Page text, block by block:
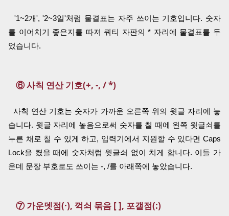
'1~2개', '2~3일'처럼 물결표는 자주 쓰이는 기호입니다. 숫자
를 이어치기 좋은지를 따져 쿼티 자판의 * 자리에 물결표를 두
었습니다.
⑥ 사칙 연산 기호(+, -, / *)
사칙 연산 기호는 숫자가 가까운 오른쪽 위의 윗글 자리에 놓
습니다. 윗글 자리에 놓음으로써 숫자를 칠 때에 왼쪽 윗글쇠를
누른 채로 칠 수 있게 하고, 입력기에서 지원할 수 있다면 Caps
Lock을 켰을 때에 숫자처럼 윗글쇠 없이 치게 합니다. 이들 가
운데 문장 부호로도 쓰이는 -, /를 아래쪽에 놓았습니다.
⑦ 가운뎃점(·), 꺽쇠 묶음 [ ], 포갤점(:)